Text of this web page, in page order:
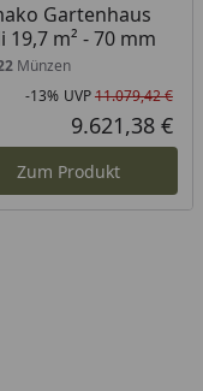
Preis
Gartenhaus
19,7 m² - 70 mm
Münzen
-13% UVP11.079,42 €
9.621,38 €
Zum Produkt